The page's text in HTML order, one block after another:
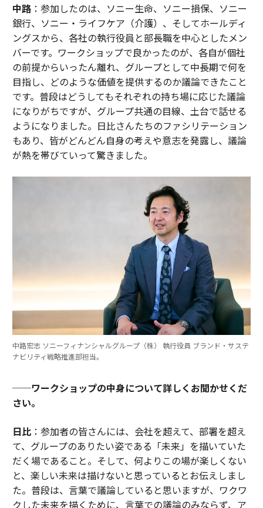
中路：参加したのは、ソニー生命、ソニー損保、ソニー
銀行、ソニー・ライフケア（介護）、そしてホールディ
ングスから、各社の執行役員と部長職を中心としたメン
バーです。ワークショップで良かったのが、各自が個社
の前提からいったん離れ、グループとして中長期で何を
目指し、どのような価値を提供するのか議論できたこと
です。普段はどうしてもそれぞれの持ち場に応じた議論
になりがちですが、グループ共通の目線、土台で話せる
ようになりました。日比さんたちのファシリテーション
もあり、皆がどんどん自身の考えや意志を発露し、議論
が熱を帯びていって驚きました。
中路宏志 ソニーフィナンシャルグループ（株） 執行役員 ブランド・サステ
ナビリティ戦略推進部担当。
──ワークショップの中身について詳しくお聞かせくだ
さい。
日比：参加者の皆さんには、会社を超えて、部署を超え
て、グループのありたい姿である「未来」を描いていた
だく場であること。そして、何よりこの場が楽しくない
と、楽しい未来は描けないと思っているとお伝えしまし
た。普段は、言葉で議論していると思いますが、ワクワ
クした未来を描くために、言葉での議論のみならず、ア